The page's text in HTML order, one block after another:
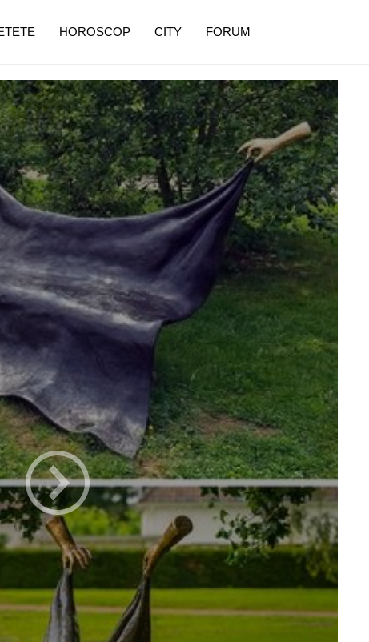
HOROSCOP CITY FORUM
pe măsură ce înaintezi în vârstă